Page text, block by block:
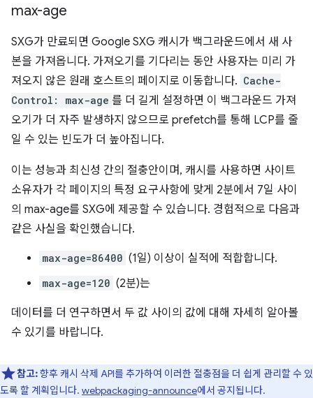
max-age
SXG가 만료되면 Google SXG 캐시가 백그라운드에서 새 사
본을 가져옵니다. 가져오기를 기다리는 동안 사용자는 미리 가
져오지 않은 원래 호스트의 페이지로 이동합니다. Cache-
Control: max-age 를 더 길게 설정하면 이 백그라운드 가져
오기가 더 자주 발생하지 않으므로 prefetch를 통해 LCP를 줄
일 수 있는 빈도가 더 높아집니다.
이는 성능과 최신성 간의 절충안이며, 캐시를 사용하면 사이트
소유자가 각 페이지의 특정 요구사항에 맞게 2분에서 7일 사이
의 max-age를 SXG에 제공할 수 있습니다. 경험적으로 다음과
같은 사실을 확인했습니다.
max-age=86400 (1일) 이상이 실적에 적합합니다.
max-age=120 (2분)는
데이터를 더 연구하면서 두 값 사이의 값에 대해 자세히 알아볼
수 있기를 바랍니다.
참고:향후 캐시 삭제 API를 추가하여 이러한 절충점을 더 쉽게 관리할 수 있
도록 할 계획입니다. webpackaging-announce에서 공지됩니다.